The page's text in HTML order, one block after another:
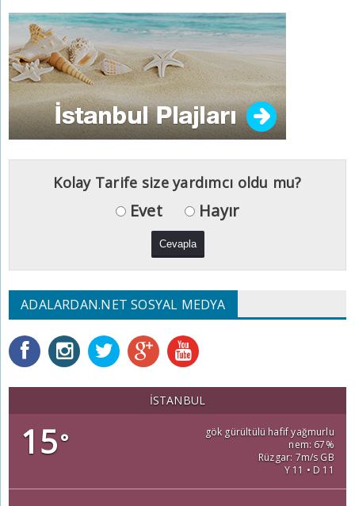
Kolay Tarife size yardımcı oldu mu?
Evet Hayır
ADALARDAN.NET SOSYAL MEDYA
İSTANBUL
15°
gök gürültülü hafif yağmurlu
nem: 67%
Rüzgar: 7m/s GB
Y 11 • D 11